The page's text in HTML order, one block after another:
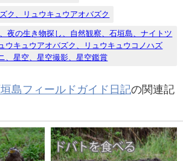
ク、リュウキュウアオバズク
夜の生き物探し、自然観察、石垣島、ナイトツ
ウキュウアオバズク、リュウキュウコノハズ
、星空、星空撮影、星空鑑賞
島フィールドガイド日記の関連記